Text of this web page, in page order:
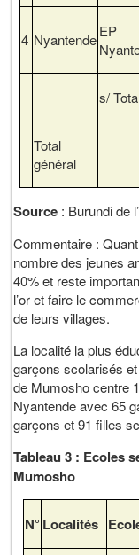
4 NyantendeEP
s/
Total
général
Source : Burundi de
Commentaire :
nombre des jeunes
40% et reste
l’or et faire le
de leurs villages.
La localité la plus
garçons scolarisés
de Mumosho centre
Nyantende avec 65
garçons et 91 filles
Tableau 3 : Ecoles
Mumosho
N° Localités